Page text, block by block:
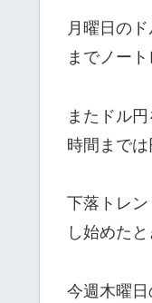
月曜日の
までノート
またドル
時間までは
下落トレ
し始めたと
今週木曜日